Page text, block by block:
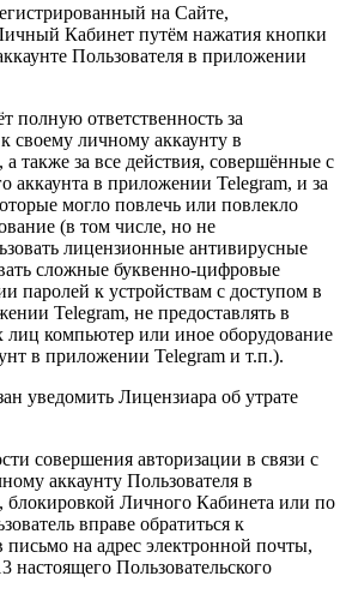
на Сайте,
Кабинет путём нажатия кнопки
Пользователя в приложении
полную ответственность за
своему личному аккаунту в
также за все действия, совершённые с
аккаунта в приложении Telegram, и за
могло повлечь или повлекло
(в том числе, но не
лицензионные антивирусные
сложные буквенно-цифровые
паролей к устройствам с доступом в
Telegram, не предоставлять в
лиц компьютер или иное оборудование
в приложении Telegram и т.п.).
уведомить Лицензиара об утрате
совершения авторизации в связи с
аккаунту Пользователя в
блокировкой Личного Кабинета или по
вправе обратиться к
на адрес электронной почты,
настоящего Пользовательского